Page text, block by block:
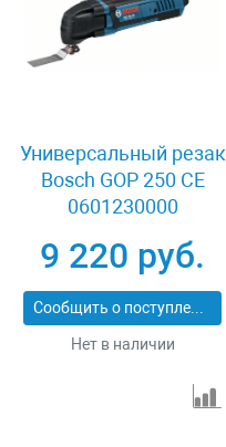
Универсальный резак
Bosch GOP 250 CE
0601230000
9 220 руб.
Сообщить о поступлении
Нет в наличии